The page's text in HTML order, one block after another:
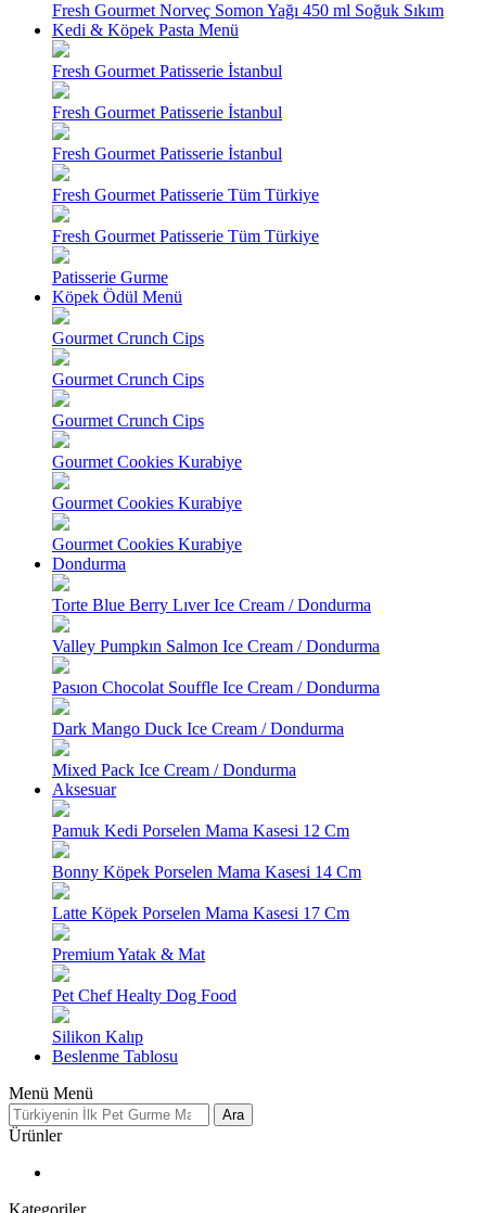
Fresh Gourmet Norveç Somon Yağı 450 ml Soğuk Sıkım
Kedi & Köpek Pasta Menü
Fresh Gourmet Patisserie İstanbul
Fresh Gourmet Patisserie İstanbul
Fresh Gourmet Patisserie İstanbul
Fresh Gourmet Patisserie Tüm Türkiye
Fresh Gourmet Patisserie Tüm Türkiye
Patisserie Gurme
Köpek Ödül Menü
Gourmet Crunch Cips
Gourmet Crunch Cips
Gourmet Crunch Cips
Gourmet Cookies Kurabiye
Gourmet Cookies Kurabiye
Gourmet Cookies Kurabiye
Dondurma
Torte Blue Berry Lıver Ice Cream / Dondurma
Valley Pumpkın Salmon Ice Cream / Dondurma
Pasıon Chocolat Souffle Ice Cream / Dondurma
Dark Mango Duck Ice Cream / Dondurma
Mixed Pack Ice Cream / Dondurma
Aksesuar
Pamuk Kedi Porselen Mama Kasesi 12 Cm
Bonny Köpek Porselen Mama Kasesi 14 Cm
Latte Köpek Porselen Mama Kasesi 17 Cm
Premium Yatak & Mat
Pet Chef Healty Dog Food
Silikon Kalıp
Beslenme Tablosu
Menü Menü
Ara
Ürünler
Kategoriler